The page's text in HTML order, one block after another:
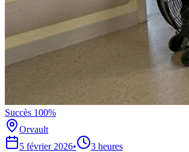
Succès 100%
Orvault
5 février 2026• 3 heures